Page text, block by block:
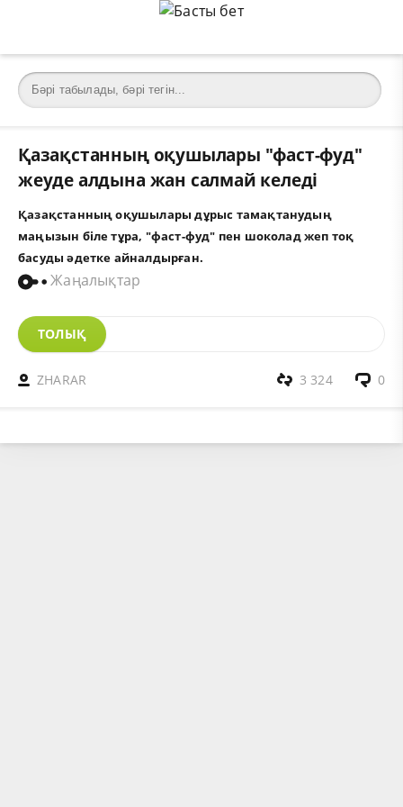
Қазақстанның оқушылары "фаст-фуд"
жеуде алдына жан салмай келеді
Қазақстанның оқушылары дұрыс тамақтанудың
маңызын біле тұра, "фаст-фуд" пен шоколад жеп тоқ
басуды әдетке айналдырған.
Жаңалықтар
ТОЛЫҚ
ZHARAR 0
3 324